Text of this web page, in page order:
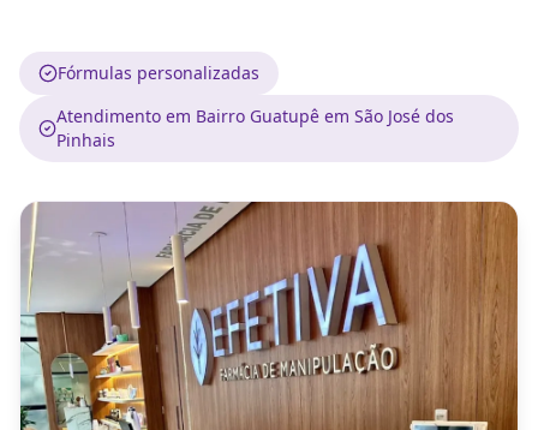
Fórmulas personalizadas
Atendimento em Bairro Guatupê em São José dos
Pinhais